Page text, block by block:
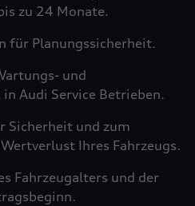
zu 24 Monate.
für Planungssicherheit.
und
Audi Service Betrieben.
Sicherheit und zum
Ihres Fahrzeugs.
Fahrzeugalters und der